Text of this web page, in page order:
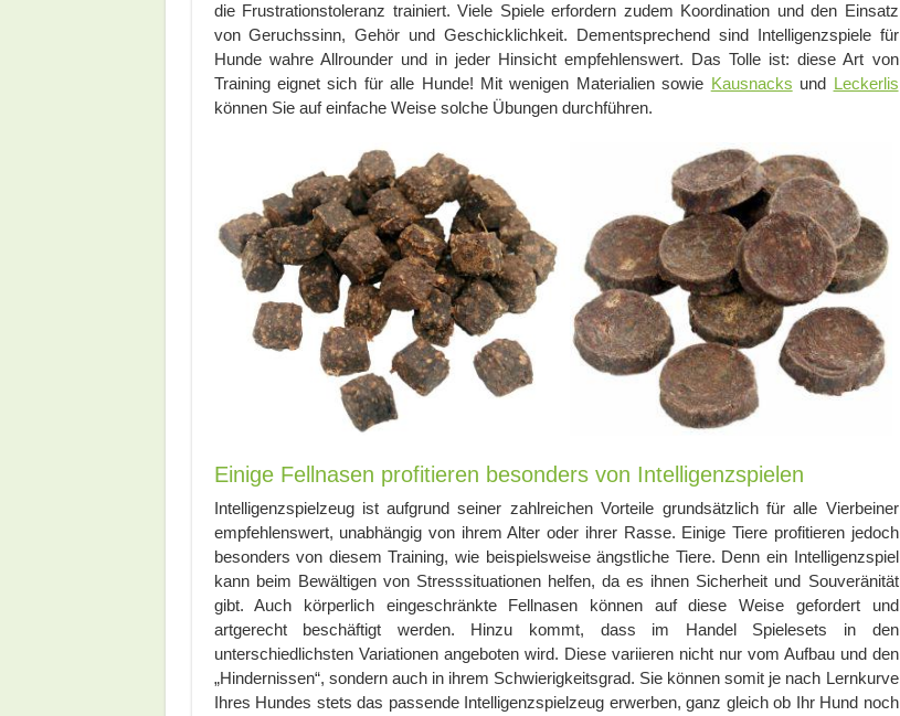
die Frustrationstoleranz trainiert. Viele Spiele erfordern zudem Koordination und den Einsatz
von Geruchssinn, Gehör und Geschicklichkeit. Dementsprechend sind Intelligenzspiele für
Hunde wahre Allrounder und in jeder Hinsicht empfehlenswert. Das Tolle ist: diese Art von
Training eignet sich für alle Hunde! Mit wenigen Materialien sowie Kausnacks und Leckerlis
können Sie auf einfache Weise solche Übungen durchführen.
Einige Fellnasen profitieren besonders von Intelligenzspielen
Intelligenzspielzeug ist aufgrund seiner zahlreichen Vorteile grundsätzlich für alle Vierbeiner
empfehlenswert, unabhängig von ihrem Alter oder ihrer Rasse. Einige Tiere profitieren jedoch
besonders von diesem Training, wie beispielsweise ängstliche Tiere. Denn ein Intelligenzspiel
kann beim Bewältigen von Stresssituationen helfen, da es ihnen Sicherheit und Souveränität
gibt. Auch körperlich eingeschränkte Fellnasen können auf diese Weise gefordert und
artgerecht beschäftigt werden. Hinzu kommt, dass im Handel Spielesets in den
unterschiedlichsten Variationen angeboten wird. Diese variieren nicht nur vom Aufbau und den
„Hindernissen“, sondern auch in ihrem Schwierigkeitsgrad. Sie können somit je nach Lernkurve
Ihres Hundes stets das passende Intelligenzspielzeug erwerben, ganz gleich ob Ihr Hund noch